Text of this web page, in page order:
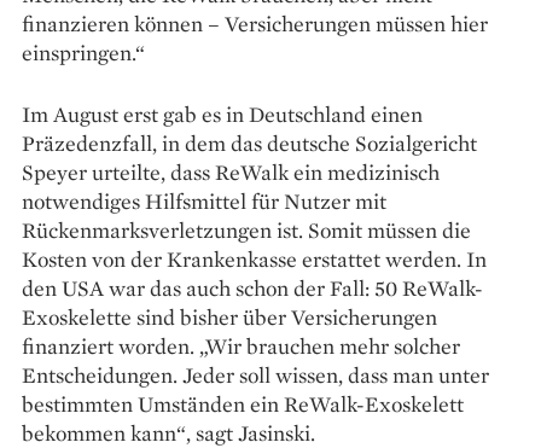
finanzieren können – Versiche­rungen müssen hier
einspringen.“
Im August erst gab es in Deutschland einen
Präzedenzfall, in dem das deutsche Sozialgericht
Speyer urteilte, dass ReWalk ein medizinisch
notwendiges Hilfs­mittel für Nutzer mit
Rückenmarksverletzungen ist. Somit müssen die
Kosten von der Krankenkasse erstattet werden. In
den USA war das auch schon der Fall: 50 ReWalk-
Exoskelette sind bisher über Versicherungen
finanziert worden. „Wir brauchen mehr solcher
Entscheidungen. Jeder soll wissen, dass man unter
bestimmten Umständen ein ReWalk-Exoskelett
bekommen kann“, sagt Jasinski.